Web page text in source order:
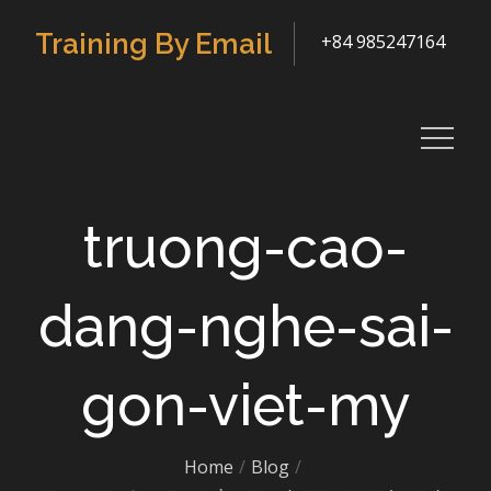
Training By Email +84 985247164
truong-cao-
dang-nghe-sai-
gon-viet-my
Home
Blog